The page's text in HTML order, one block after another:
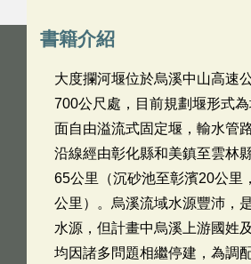
書籍介紹
大度攔河堰位於烏溪中山高速
700公尺處，目前規劃堰形式
面自由溢流式固定堰，輸水管
沿線經由彰化縣和美鎮至雲林
65公里（沉砂池至彰濱20公里
公里）。烏溪流域水源豐沛，
水源，但計畫中烏溪上游國姓
均因諸多問題相繼停建，為調